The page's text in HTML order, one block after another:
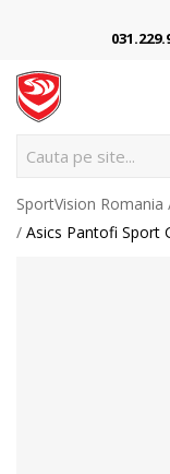
Cauta pe site...
SportVision Romania
Asics Pantofi Sport